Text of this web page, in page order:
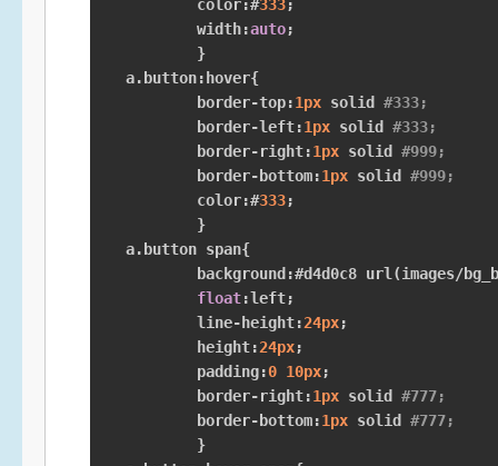
	color
:#333;
	width
:auto;
}
a. button: hover{
	border
-top:1px solid #333;
	border
-left:1px solid #333;
	border
-right:1px solid #999;
	border
- bottom:1px solid
	color
:#333;
}
a. button span{
	background
:#d4d0c8 url (images/
float:left;
	line
- height:24px;
	height
:24px;
	padding
:0 10px;
	border
-right:1px solid #777;
	border
- bottom:1px solid
}